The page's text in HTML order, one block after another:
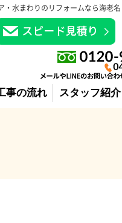
・水まわりのリフォームなら海老
事の流れ スタッフ紹介